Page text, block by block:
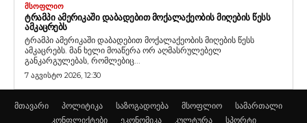
ᲛᲡᲝᲤᲚᲘᲝ
ᲢᲠᲐᲛᲞᲘ ᲐᲛᲔᲠᲘᲙᲐᲨᲘ ᲓᲐᲑᲐᲓᲔᲑᲘᲗ ᲛᲝᲥᲐᲚᲐᲥᲔᲝᲑᲘᲡ ᲛᲘᲦᲔᲑᲘᲡ ᲬᲔᲡᲡ
ᲐᲛᲙᲐᲪᲠᲔᲑᲡ
ტრამპი ამერიკაში დაბადებით მოქალაქეობის მიღების წესს
ამკაცრებს. მან ხელი მოაწერა ორ აღმასრულებელ
განკარგულებას, რომლებიც...
7 აგვისტო 2026, 12:30
მთავარი პოლიტიკა საზოგადოება მსოფლიო
სამართალი
კონფლიქტები
ეკონომიკა კულტურა სპორტი